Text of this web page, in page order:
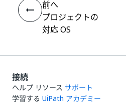
前へ
プロジェクトの
対応 OS
接続
ヘルプ リソース サポート
学習する UiPath アカデミー